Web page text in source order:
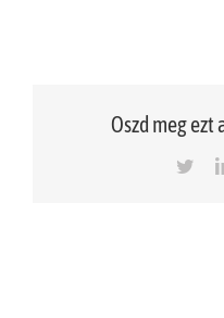
Oszd meg